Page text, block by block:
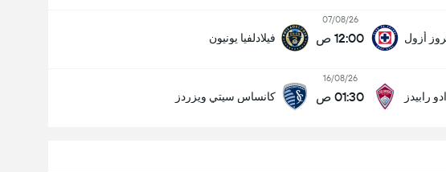
أزول
07/08/26
12:00 ص فيلادلفيا يونيون
رابيدز
16/08/26
01:30 ص كانساس سيتي ويزردز